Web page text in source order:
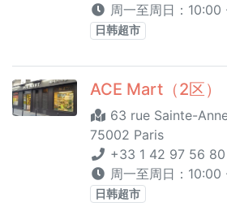
周一至周日：10:00
日韩超市
ACE Mart（2区）
63 rue Sainte-
75002 Paris
+33 1 42 97 56 80
周一至周日：10:00
日韩超市